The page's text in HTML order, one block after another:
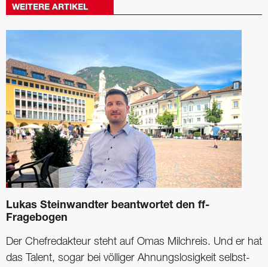
WEITERE ARTIKEL
Lukas Steinwandter beantwortet den ff-
Fragebogen
Der Chefredakteur steht auf Omas Milchreis. Und er hat
das Talent, sogar bei völliger Ahnungslosigkeit ­selbst­